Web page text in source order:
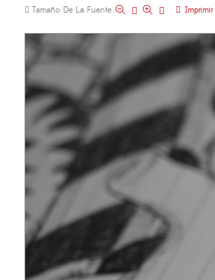
Tamaño De La Fuente Imprimir